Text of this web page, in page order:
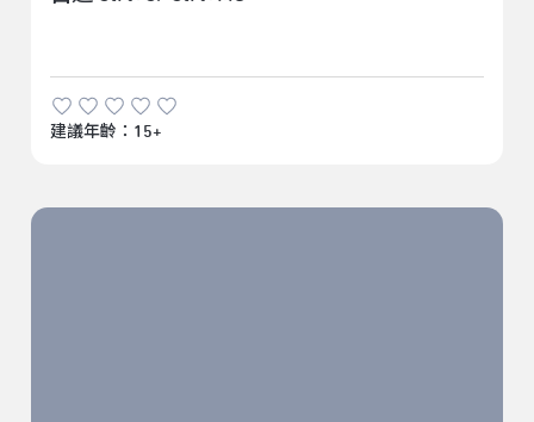
建議年齡：15+